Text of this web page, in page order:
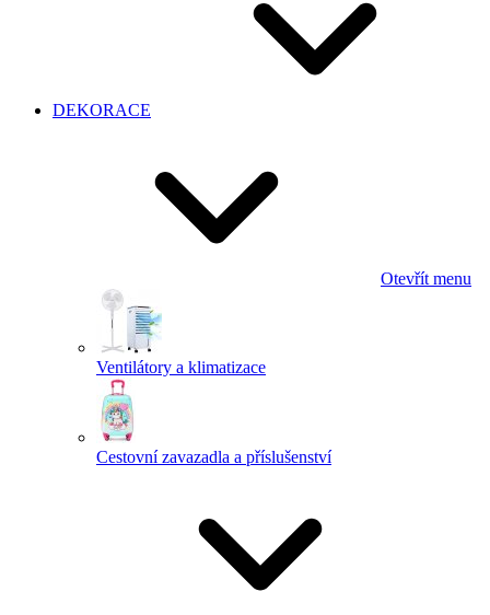
DEKORACE
Otevřít menu
Ventilátory a klimatizace
Cestovní zavazadla a příslušenství